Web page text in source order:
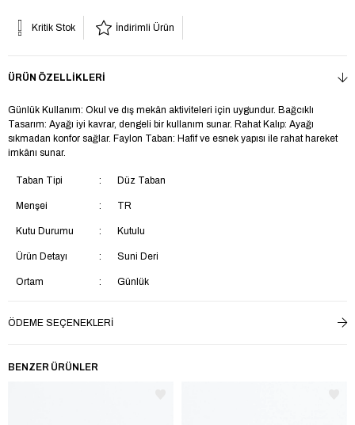
Kritik Stok İndirimli Ürün
ÜRÜN ÖZELLIKLERI
Günlük Kullanım: Okul ve dış mekân aktiviteleri için uygundur. Bağcıklı
Tasarım: Ayağı iyi kavrar, dengeli bir kullanım sunar. Rahat Kalıp: Ayağı
sıkmadan konfor sağlar. Faylon Taban: Hafif ve esnek yapısı ile rahat hareket
imkânı sunar.
Taban Tipi Düz Taban
Menşei TR
Kutu Durumu Kutulu
Ürün Detayı Suni Deri
Ortam Günlük
ÖDEME SEÇENEKLERI
BENZER ÜRÜNLER